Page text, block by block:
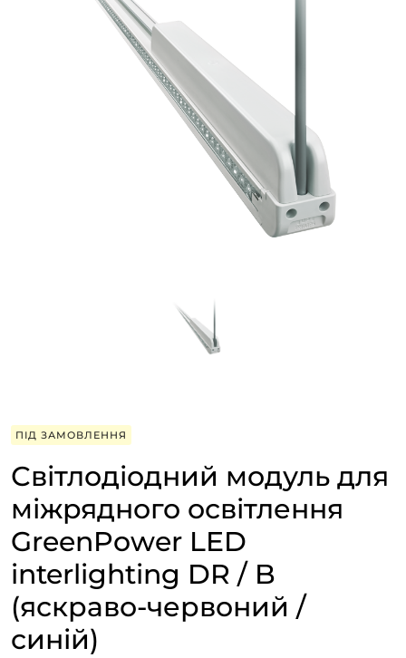
ПІД ЗАМОВЛЕННЯ
Світлодіодний модуль для
міжрядного освітлення
GreenPower LED
interlighting DR / B
(яскраво-червоний /
синій)